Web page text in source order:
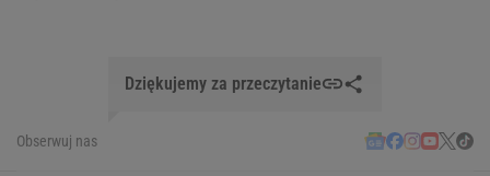
Dziękujemy za przeczytanie
Obserwuj nas